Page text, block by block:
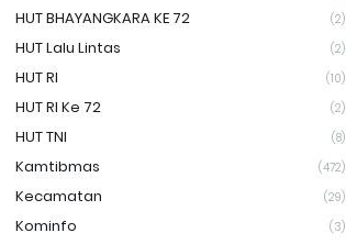
HUT BHAYANGKARA KE 72 (2)
HUT Lalu Lintas (2)
HUT RI (10)
HUT RI Ke 72 (2)
HUT TNI (8)
Kamtibmas (472)
Kecamatan (29)
Kominfo (3)